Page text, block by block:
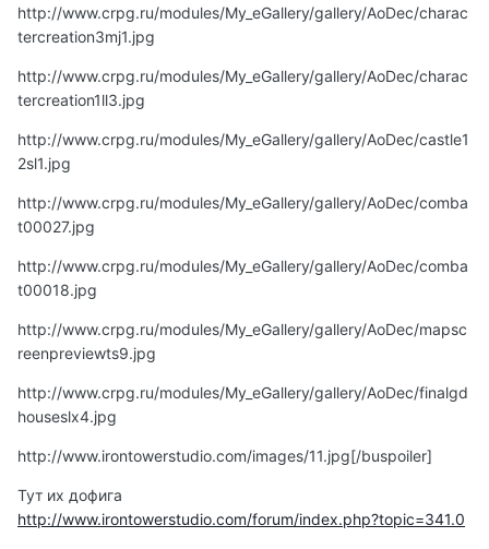
http://www.crpg.ru/modules/My_eGallery/gallery/AoDec/charac
tercreation3mj1.jpg
http://www.crpg.ru/modules/My_eGallery/gallery/AoDec/charac
tercreation1ll3.jpg
http://www.crpg.ru/modules/My_eGallery/gallery/AoDec/castle1
2sl1.jpg
http://www.crpg.ru/modules/My_eGallery/gallery/AoDec/comba
t00027.jpg
http://www.crpg.ru/modules/My_eGallery/gallery/AoDec/comba
t00018.jpg
http://www.crpg.ru/modules/My_eGallery/gallery/AoDec/mapsc
reenpreviewts9.jpg
http://www.crpg.ru/modules/My_eGallery/gallery/AoDec/finalgd
houseslx4.jpg
http://www.irontowerstudio.com/images/11.jpg[/buspoiler]
Тут их дофига
http://www.irontowerstudio.com/forum/index.php?topic=341.0